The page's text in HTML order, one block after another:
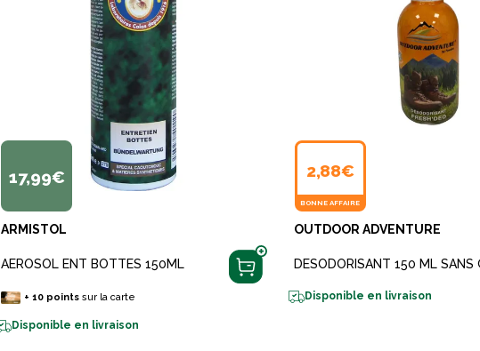
17,99€
ARMISTOL
AEROSOL ENT BOTTES 150ML
+10 points sur la carte
Disponible en livraison
2,88€
BONNE AFFAIRE
OUTDOOR ADVENTURE
DESODORISANT 150 ML SANS
Disponible en livraison